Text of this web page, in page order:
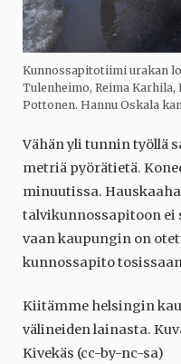
Kunnossapitotiimi urakan
Tulenheimo, Reima
Pottonen. Hannu Oskala
Vähän yli tunnin työllä
metriä pyörätietä.
minuutissa.
talvikunnossapitoon
vaan kaupungin on
kunnossapito
Kiitämme helsingin
välineiden lainasta.
Kivekäs (cc-by-nc-sa)